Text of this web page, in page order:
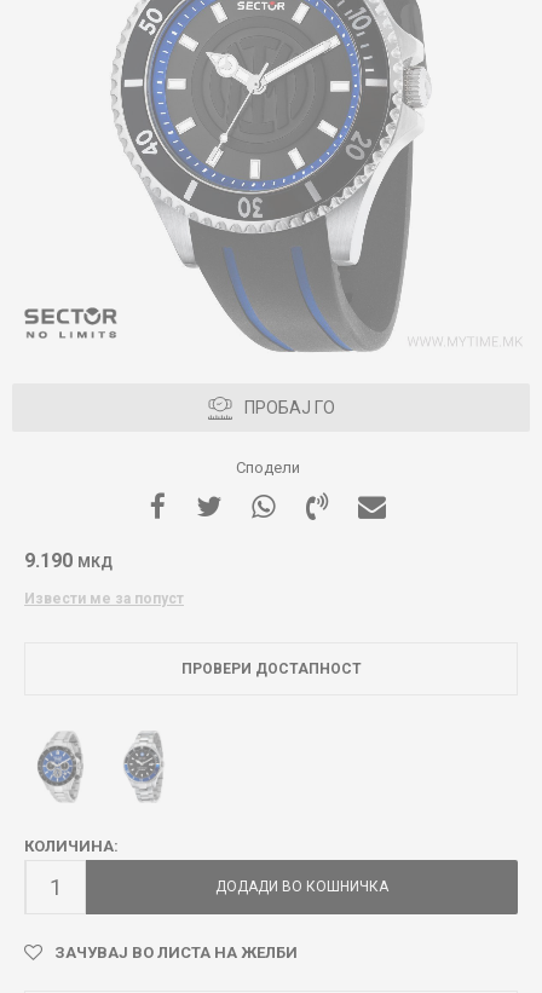
ПРОБАЈ ГО
Сподели
9.190 МКД
Извести ме за попуст
ПРОВЕРИ ДОСТАПНОСТ
КОЛИЧИНА:
ДОДАДИ ВО КОШНИЧКА
ЗАЧУВАЈ ВО ЛИСТА НА ЖЕЛБИ